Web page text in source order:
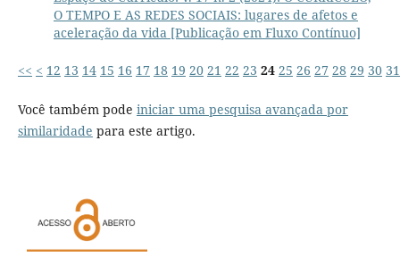
O TEMPO E AS REDES SOCIAIS: lugares de afetos e
aceleração da vida [Publicação em Fluxo Contínuo]
<< < 12 13 14 15 16 17 18 19 20 21 22 23 24 25 26 27 28 29 30 31
Você também pode iniciar uma pesquisa avançada por
similaridade para este artigo.